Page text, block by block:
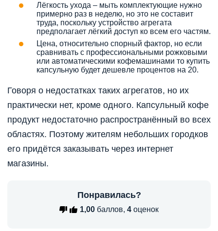
Лёгкость ухода – мыть комплектующие нужно
примерно раз в неделю, но это не составит
труда, поскольку устройство агрегата
предполагает лёгкий доступ ко всем его частям.
Цена, относительно спорный фактор, но если
сравнивать с профессиональными рожковыми
или автоматическими кофемашинами то купить
капсульную будет дешевле процентов на 20.
Говоря о недостатках таких агрегатов, но их
практически нет, кроме одного. Капсульный кофе
продукт недостаточно распространённый во всех
областях. Поэтому жителям небольших городков
его придётся заказывать через интернет
магазины.
Понравилась?
1,00 баллов, 4 оценок